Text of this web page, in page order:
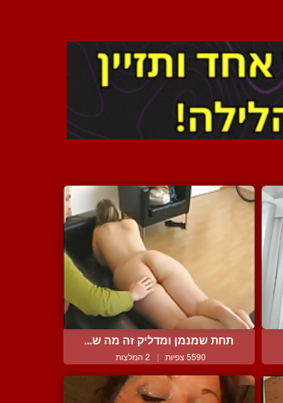
תחת שמנמן ומדליק זה מה ש...
5590 צפיות | 2 המלצות